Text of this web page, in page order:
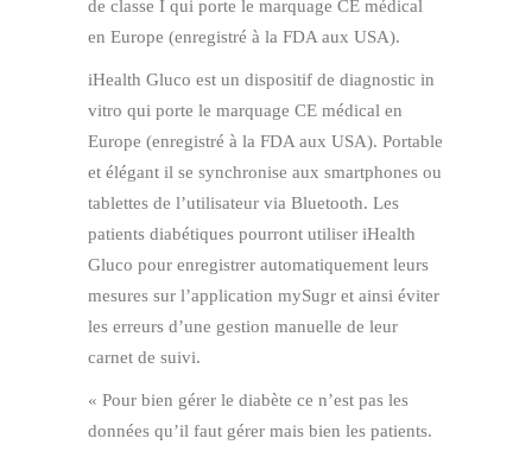
de classe I qui porte le marquage CE médical
en Europe (enregistré à la FDA aux USA).
iHealth Gluco est un dispositif de diagnostic in
vitro qui porte le marquage CE médical en
Europe (enregistré à la FDA aux USA). Portable
et élégant il se synchronise aux smartphones ou
tablettes de l’utilisateur via Bluetooth. Les
patients diabétiques pourront utiliser iHealth
Gluco pour enregistrer automatiquement leurs
mesures sur l’application mySugr et ainsi éviter
les erreurs d’une gestion manuelle de leur
carnet de suivi.
« Pour bien gérer le diabète ce n’est pas les
données qu’il faut gérer mais bien les patients.